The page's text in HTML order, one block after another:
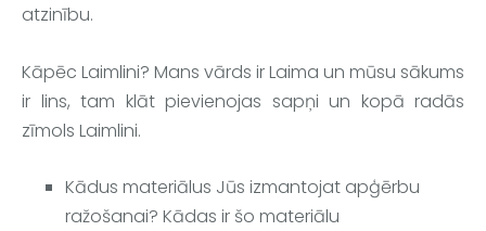
atzinību.
Kāpēc Laimlini? Mans vārds ir Laima un mūsu sākums
ir lins, tam klāt pievienojas sapņi un kopā radās
zīmols Laimlini.
Kādus materiālus Jūs izmantojat apģērbu
ražošanai? Kādas ir šo materiālu